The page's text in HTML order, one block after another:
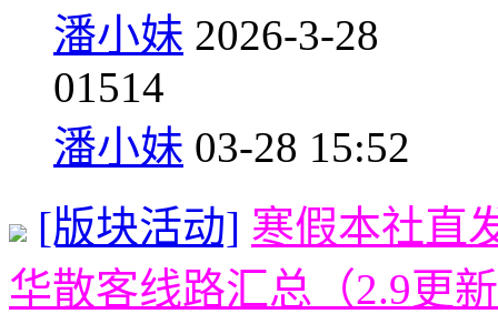
潘小妹 2026-3-28
01514
潘小妹 03-28 15:52
[版块活动] 寒假本社直
华散客线路汇总（2.9更